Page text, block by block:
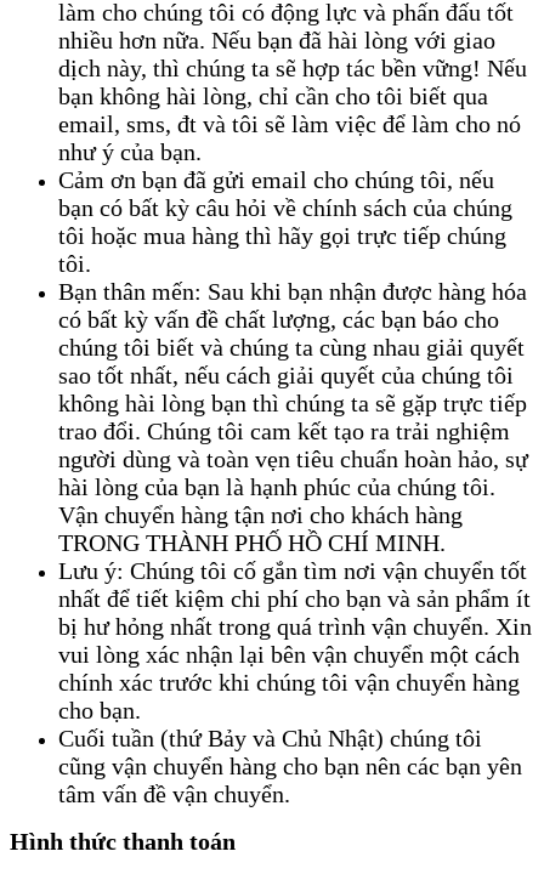
làm cho chúng tôi có động lực và phấn đấu tốt
nhiều hơn nữa. Nếu bạn đã hài lòng với giao
dịch này, thì chúng ta sẽ hợp tác bền vững! Nếu
bạn không hài lòng, chỉ cần cho tôi biết qua
email, sms, đt và tôi sẽ làm việc để làm cho nó
như ý của bạn.
Cảm ơn bạn đã gửi email cho chúng tôi, nếu
bạn có bất kỳ câu hỏi về chính sách của chúng
tôi hoặc mua hàng thì hãy gọi trực tiếp chúng
tôi.
Bạn thân mến: Sau khi bạn nhận được hàng hóa
có bất kỳ vấn đề chất lượng, các bạn báo cho
chúng tôi biết và chúng ta cùng nhau giải quyết
sao tốt nhất, nếu cách giải quyết của chúng tôi
không hài lòng bạn thì chúng ta sẽ gặp trực tiếp
trao đổi. Chúng tôi cam kết tạo ra trải nghiệm
người dùng và toàn vẹn tiêu chuẩn hoàn hảo, sự
hài lòng của bạn là hạnh phúc của chúng tôi.
Vận chuyển hàng tận nơi cho khách hàng
TRONG THÀNH PHỐ HỒ CHÍ MINH.
Lưu ý: Chúng tôi cố gắn tìm nơi vận chuyển tốt
nhất để tiết kiệm chi phí cho bạn và sản phẩm ít
bị hư hỏng nhất trong quá trình vận chuyển. Xin
vui lòng xác nhận lại bên vận chuyển một cách
chính xác trước khi chúng tôi vận chuyển hàng
cho bạn.
Cuối tuần (thứ Bảy và Chủ Nhật) chúng tôi
cũng vận chuyển hàng cho bạn nên các bạn yên
tâm vấn đề vận chuyển.
Hình thức thanh toán